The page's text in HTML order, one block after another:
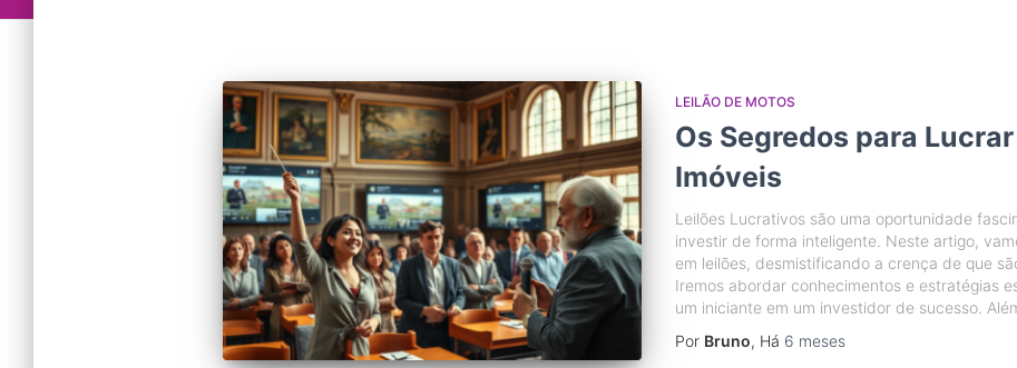
LEILÃO DE MOTOS
Os Segredos para
Imóveis
Leilões Lucrativos são uma oportunidade
investir de forma inteligente. Neste artigo,
em leilões, desmistificando a crença de que
Iremos abordar conhecimentos e estratégias
um iniciante em um investidor de sucesso.
Por Bruno, Há 6 meses